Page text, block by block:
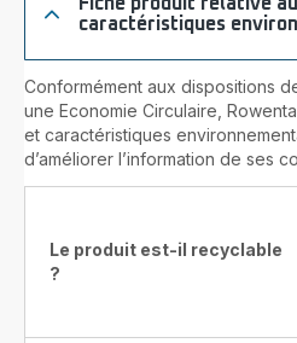
caractéristiques
Conformément aux dispositions
une Economie Circulaire,
et caractéristiques
d’améliorer l’information de ses
Le produit est-il recyclable
?